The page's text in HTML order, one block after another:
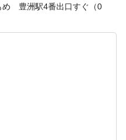
め 豊洲駅4番出口すぐ（0